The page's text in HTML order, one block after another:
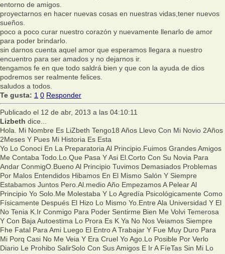
entorno de amigos.
proyectarnos en hacer nuevas cosas en nuestras vidas,tener nuevos
sueños.
poco a poco curar nuestro corazón y nuevamente llenarlo de amor
para poder brindarlo.
sin darnos cuenta aquel amor que esperamos llegara a nuestro
encuentro para ser amados y no dejarnos ir.
tengamos fe en que todo saldrá bien y que con la ayuda de dios
podremos ser realmente felices.
saludos a todos.
Te gusta: 1 0 Responder
Publicado el 12 de abr, 2013 a las 04:10:11
Lizbeth dice...
Hola. Mi Nombre Es LiZbeth Tengo18 Años Llevo Con Mi Novio 2Años
2Meses Y Pues Mi Historia Es Esta
Yo Lo Conoci En La Preparatoria Al Principio.Fuimos Grandes Amigos
Me Contaba Todo.Lo.Que Pasa Y Asi El.Corto Con Su Novia Para
Andar ConmigO.Bueno Al Principio Tuvimos Demasiados Problemas
Por Malos Entendidos Hibamos En El Mismo Salón Y Siempre
Estabamos Juntos Pero.Al.medio Año Empezamos A Pelear Al
Principio Yo Solo.Me Molestaba Y Lo Agredía Psicológicamente Como
Físicamente Después El Hizo Lo Mismo Yo.Entre Ala Universidad Y El
No Tenia K.Ir Conmigo Para Poder Sentirme Bien Me Volvi Temerosa
Y Con Baja Autoestima Lo Prora Es K Ya No Nos Veiamos Siempre
Fhe Fatal Para Ami Luego El Entro A Trabajar Y Fue Muy Duro Para
Mi Porq Casi No Me Veia Y Era Cruel Yo Ago.Lo Posible Por Verlo
Diario Le Prohibo SalirSolo Con Sus Amigos E Ir A FíeTas Sin Mi Lo